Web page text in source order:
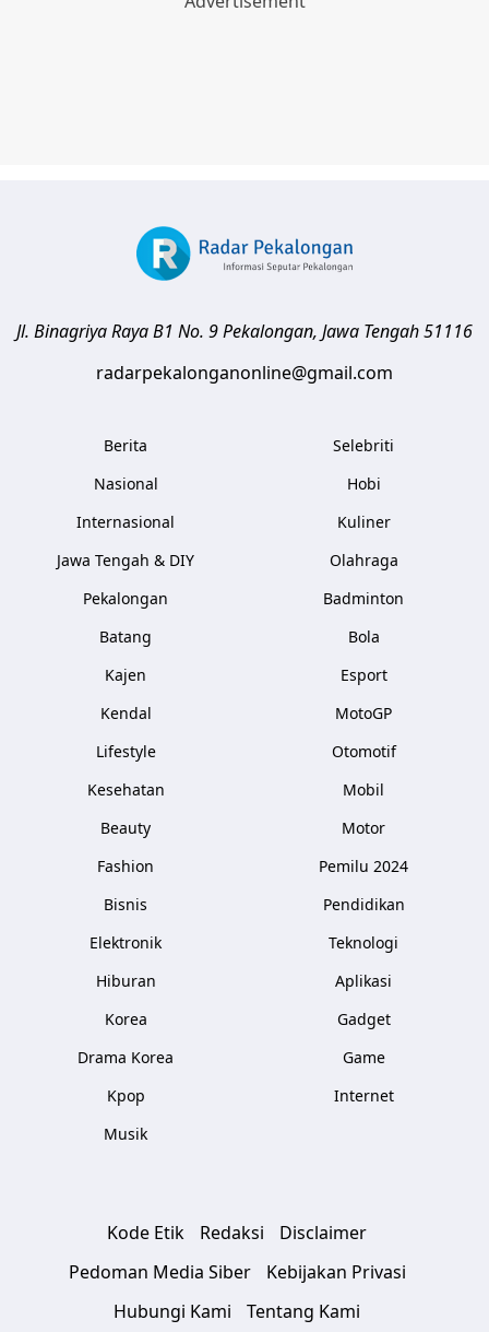
Jl. Binagriya Raya B1 No. 9Pekalongan, Jawa Tengah51116
radarpekalonganonline@gmail.com
Berita
Nasional
Internasional
Jawa Tengah & DIY
Pekalongan
Batang
Kajen
Kendal
Lifestyle
Kesehatan
Beauty
Fashion
Bisnis
Elektronik
Hiburan
Korea
Drama Korea
Kpop
Musik
Selebriti
Hobi
Kuliner
Olahraga
Badminton
Bola
Esport
MotoGP
Otomotif
Mobil
Motor
Pemilu 2024
Pendidikan
Teknologi
Aplikasi
Gadget
Game
Internet
Kode Etik Redaksi
Disclaimer
Pedoman Media Siber
Kebijakan Privasi
Hubungi Kami
Tentang Kami